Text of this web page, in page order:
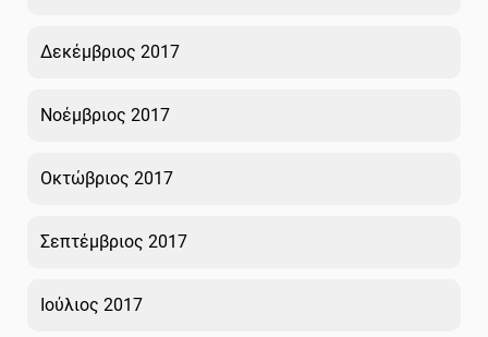
Δεκέμβριος 2017
Νοέμβριος 2017
Οκτώβριος 2017
Σεπτέμβριος 2017
Ιούλιος 2017